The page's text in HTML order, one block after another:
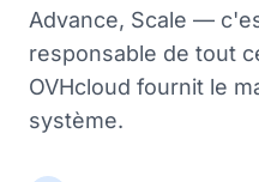
Advance, Scale —
responsable de tout
OVHcloud fournit le
système.